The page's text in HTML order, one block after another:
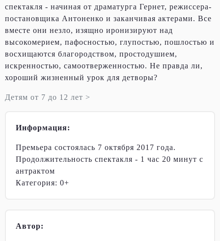
спектакля - начиная от драматурга Гернет, режиссера-
постановщика Антоненко и заканчивая актерами. Все
вместе они незло, изящно иронизируют над
высокомерием, пафосностью, глупостью, пошлостью и
восхищаются благородством, простодушием,
искренностью, самоотверженностью. Не правда ли,
хороший жизненный урок для детворы?
Детям от 7 до 12 лет >
Информация:
Премьера состоялась 7 октября 2017 года.
Продолжительность спектакля - 1 час 20 минут с
антрактом
Категория: 0+
Автор: